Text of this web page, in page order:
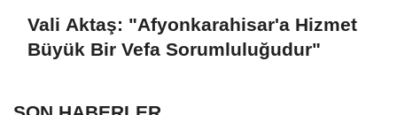
Vali Aktaş: "Afyonkarahisar'a Hizmet
Büyük Bir Vefa Sorumluluğudur"